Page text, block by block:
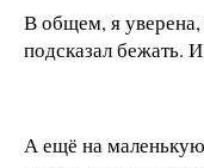
В общем, я уверена,
подсказал бежать.
А ещё на